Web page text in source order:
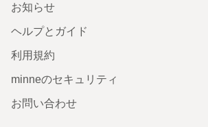
お知らせ
ヘルプとガイド
利用規約
minneのセキュリティ
お問い合わせ